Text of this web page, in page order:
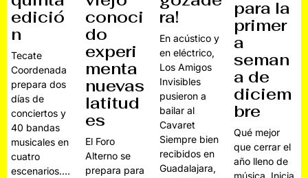
edició
n
Tecate
Coordenada
prepara dos
días de
conciertos y
40 bandas
musicales en
cuatro
escenarios.…
conoci
do
experi
menta
nuevas
latitud
es
El Foro
Alterno se
prepara para
ra!
En acústico y
en eléctrico,
Los Amigos
Invisibles
pusieron a
bailar al
Cavaret
Siempre bien
recibidos en
Guadalajara,
para la
primer
a
seman
a de
diciem
bre
Qué mejor
que cerrar el
año lleno de